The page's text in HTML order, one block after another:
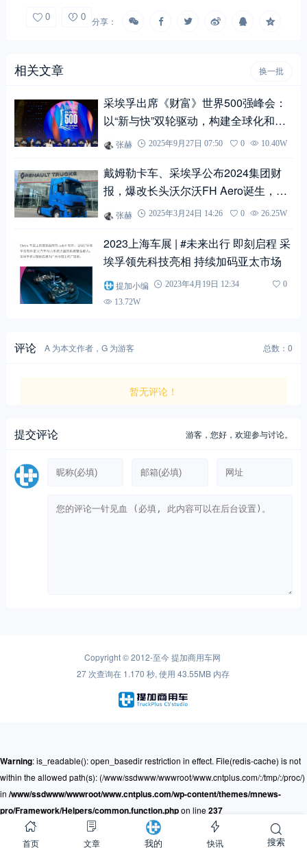
0 0 分享：
相关文章 换一批
采埃孚出席《财富》世界500强峰会：
以“新与快”双轮驱动，构建全球化和本
地化新格局
张赫 2025年9月27日 07:50 0 10.40W
戴姆勒卡车、采埃孚公布2024集团财
报，爆改长头沃尔沃FH Aero诞生，近
期欧美卡车行业大事盘点
张赫 2025年3月24日 14:26 0 26.25W
2023上海车展 | #未来出行 即刻启程 采
埃孚领先科技亮相 持续加码亚太市场
提加小编 2023年4月19日 12:34
0
13.72W
评论 A 为本文作者，G 为游客 总数：0
暂无评论！
提交评论 游客，您好，欢迎参与讨论。
Copyright © 2012-至今提加商用车网
27 次查询在 1.170 秒, 使用 43.55MB 内存
首页 文章 我的 快讯 搜索
Warning: is_readable(): open_basedir restriction in effect. File(redis-cache) is not
within the allowed path(s): (/www/ssdwww/wwwroot/www.cntplus.com/:/tmp/:/proc/)
in /www/ssdwww/wwwroot/www.cntplus.com/wp-content/themes/mnews-
pro/Framework/Helpers/common.function.phpon line237